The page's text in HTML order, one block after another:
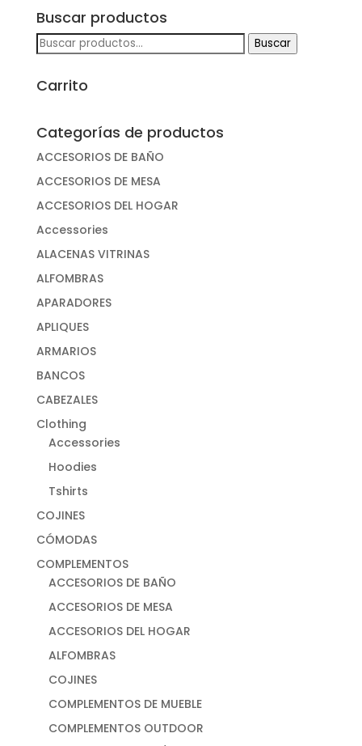
Buscar productos
Buscar
Buscar
Carrito
Categorías de productos
ACCESORIOS DE BAÑO
ACCESORIOS DE MESA
ACCESORIOS DEL HOGAR
Accessories
ALACENAS VITRINAS
ALFOMBRAS
APARADORES
APLIQUES
ARMARIOS
BANCOS
CABEZALES
Clothing
Accessories
Hoodies
Tshirts
COJINES
CÓMODAS
COMPLEMENTOS
ACCESORIOS DE BAÑO
ACCESORIOS DE MESA
ACCESORIOS DEL HOGAR
ALFOMBRAS
COJINES
COMPLEMENTOS DE MUEBLE
COMPLEMENTOS OUTDOOR